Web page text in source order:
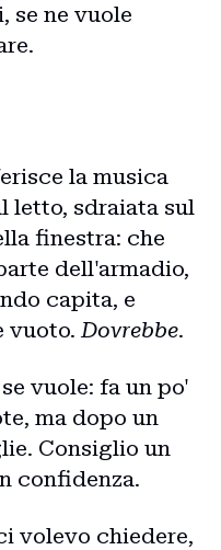
se ne vuole
la musica
letto, sdraiata sul
finestra: che
dell'armadio,
capita, e
vuoto.Dovrebbe.
vuole: fa un po'
ma dopo un
Consiglio un
confidenza.
volevo chiedere,